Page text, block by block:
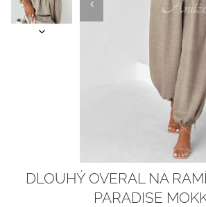
DLOUHÝ OVERAL NA
PARADISE